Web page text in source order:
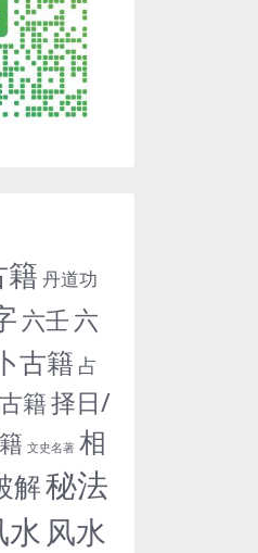
籍 丹道功
六壬 六
古籍 占
籍择日/
文史名著 相
解秘法
水 风水